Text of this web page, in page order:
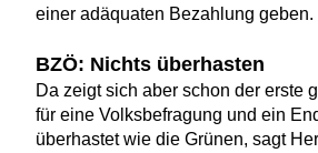
einer adäquaten Bezahlung geben.
BZÖ: Nichts überhasten
Da zeigt sich aber schon der erste
für eine Volksbefragung und ein
überhastet wie die Grünen, sagt